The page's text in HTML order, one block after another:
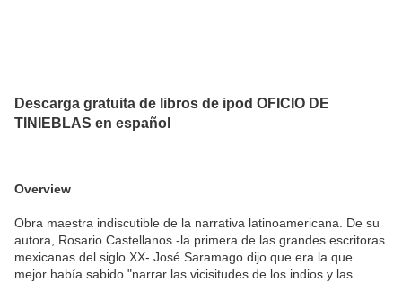
Descarga gratuita de libros de ipod OFICIO DE
TINIEBLAS en español
Overview
Obra maestra indiscutible de la narrativa latinoamericana. De su
autora, Rosario Castellanos -la primera de las grandes escritoras
mexicanas del siglo XX- José Saramago dijo que era la que
mejor había sabido "narrar las vicisitudes de los indios y las